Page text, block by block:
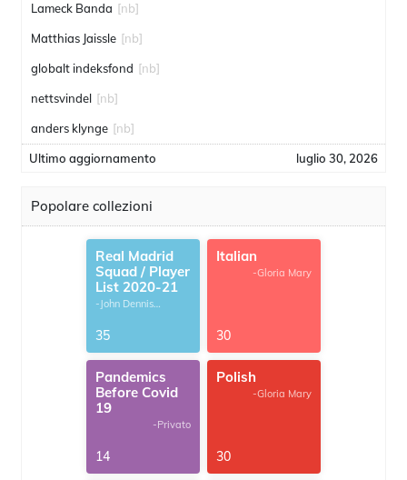
Lameck Banda [nb]
Matthias Jaissle [nb]
globalt indeksfond [nb]
nettsvindel [nb]
anders klynge [nb]
Ultimo aggiornamento luglio 30, 2026
Popolare collezioni
Real Madrid
Squad / Player
List 2020-21
-John Dennis
35
Italian
-Gloria Mary
30
Pandemics
Before Covid
19
-Privato
14
Polish
-Gloria Mary
30